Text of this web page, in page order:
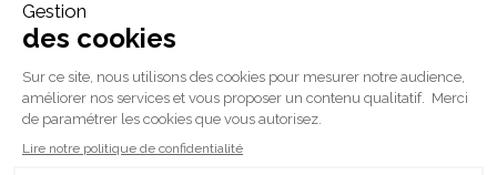
Votre compte
Informations personnelles
Commandes